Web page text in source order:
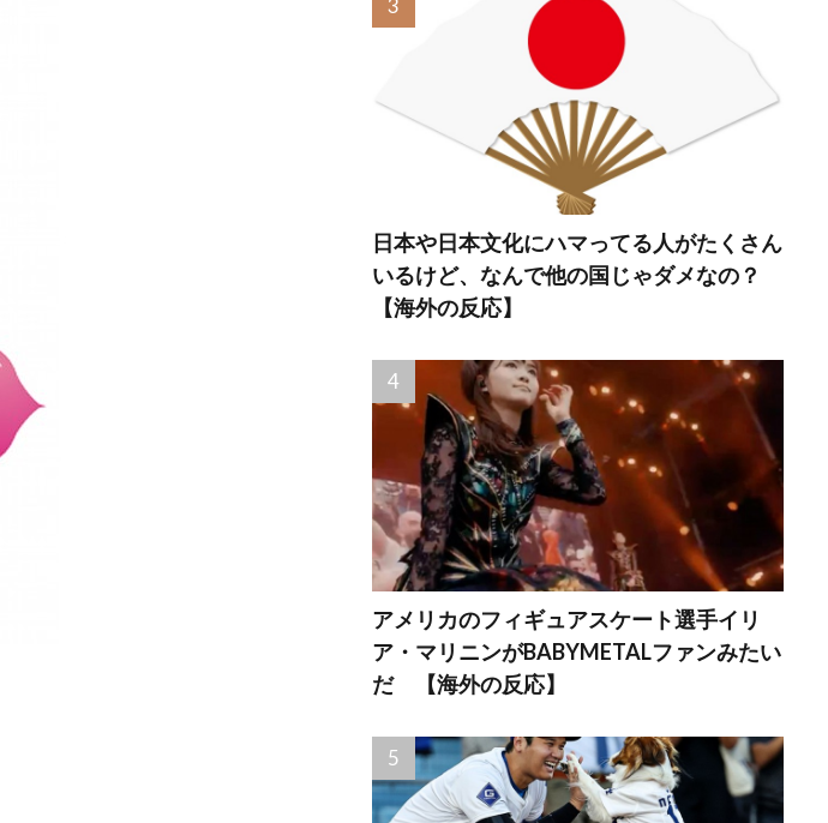
日本や日本文化にハマってる人がたくさん
いるけど、なんで他の国じゃダメなの？
【海外の反応】
アメリカのフィギュアスケート選手イリ
ア・マリニンがBABYMETALファンみたい
だ 【海外の反応】